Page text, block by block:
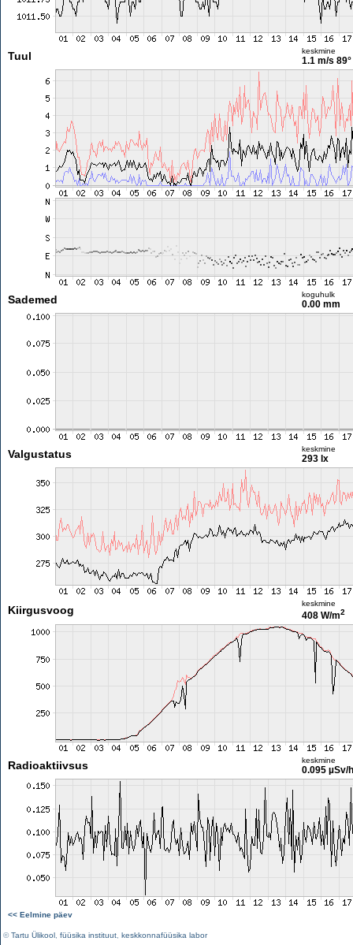
Tuul keskmine
1.1 m/s 89°
Sademed koguhulk
0.00 mm
Valgustatus keskmine
293 lx
Kiirgusvoog
keskmine
408 W/m2
Radioaktiivsus keskmine
0.095 µSv/h
<< Eelmine päev
©Tartu Ülikool füüsika instituut keskkonnafüüsika labor